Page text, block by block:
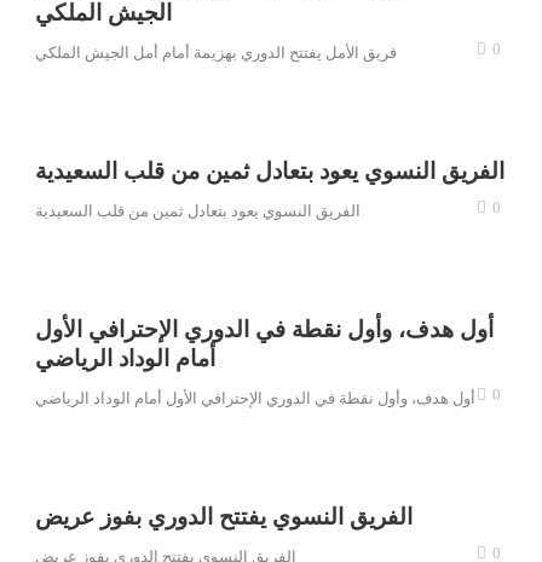
الجيش الملكي
فريق الأمل يفتتح الدوري بهزيمة أمام أمل الجيش الملكي 0
الفريق النسوي يعود بتعادل ثمين من قلب السعيدية
الفريق النسوي يعود بتعادل ثمين من قلب السعيدية 0
أول هدف، وأول نقطة في الدوري الإحترافي الأول
أمام الوداد الرياضي
أول هدف، وأول نقطة في الدوري الإحترافي الأول أمام الوداد الرياضي 0
الفريق النسوي يفتتح الدوري بفوز عريض
الفريق النسوي يفتتح الدوري بفوز عريض 0